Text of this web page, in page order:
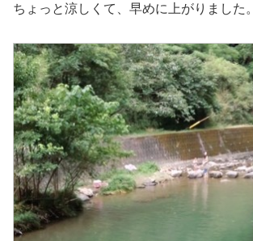
ちょっと涼しくて、早めに上がりました。